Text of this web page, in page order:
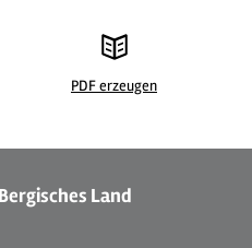
PDF erzeugen
Land